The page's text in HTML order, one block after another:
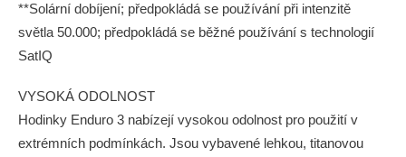
**Solární dobíjení; předpokládá se používání při intenzitě
světla 50.000; předpokládá se běžné používání s technologií
SatIQ
VYSOKÁ ODOLNOST
Hodinky Enduro 3 nabízejí vysokou odolnost pro použití v
extrémních podmínkách. Jsou vybavené lehkou, titanovou